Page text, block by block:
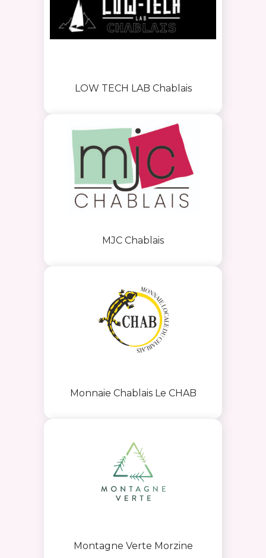
LOW TECH LAB Chablais
MJC Chablais
Monnaie Chablais Le CHAB
Montagne Verte Morzine